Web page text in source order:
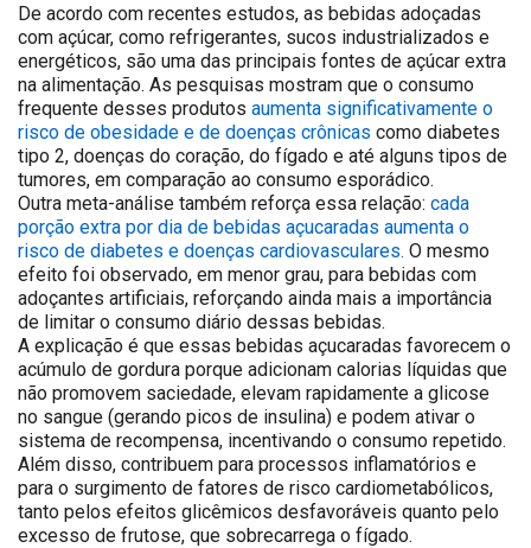
De acordo com recentes estudos, as bebidas adoçadas
com açúcar, como refrigerantes, sucos industrializados e
energéticos, são uma das principais fontes de açúcar extra
na alimentação. As pesquisas mostram que o consumo
frequente desses produtos aumenta significativamente o
risco de obesidade e de doenças crônicas como diabetes
tipo 2, doenças do coração, do fígado e até alguns tipos de
tumores, em comparação ao consumo esporádico.
Outra meta-análise também reforça essa relação: cada
porção extra por dia de bebidas açucaradas aumenta o
risco de diabetes e doenças cardiovasculares. O mesmo
efeito foi observado, em menor grau, para bebidas com
adoçantes artificiais, reforçando ainda mais a importância
de limitar o consumo diário dessas bebidas.
A explicação é que essas bebidas açucaradas favorecem o
acúmulo de gordura porque adicionam calorias líquidas que
não promovem saciedade, elevam rapidamente a glicose
no sangue (gerando picos de insulina) e podem ativar o
sistema de recompensa, incentivando o consumo repetido.
Além disso, contribuem para processos inflamatórios e
para o surgimento de fatores de risco cardiometabólicos,
tanto pelos efeitos glicêmicos desfavoráveis quanto pelo
excesso de frutose, que sobrecarrega o fígado.